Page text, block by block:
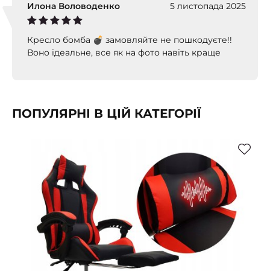
Илона Воловоденко 5 листопада 2025
Кресло бомба 💣 замовляйте не пошкодуєте!!
Воно ідеальне, все як на фото навіть краще
ПОПУЛЯРНІ В ЦІЙ КАТЕГОРІЇ